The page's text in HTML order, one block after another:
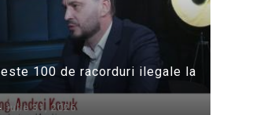
100 de racorduri ilegale la
iulie 31, 2026